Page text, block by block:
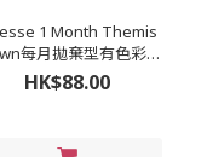
1 Month Themis
每月拋棄型有色彩妝
隱形眼鏡 (1盒2片)
HK$88.00